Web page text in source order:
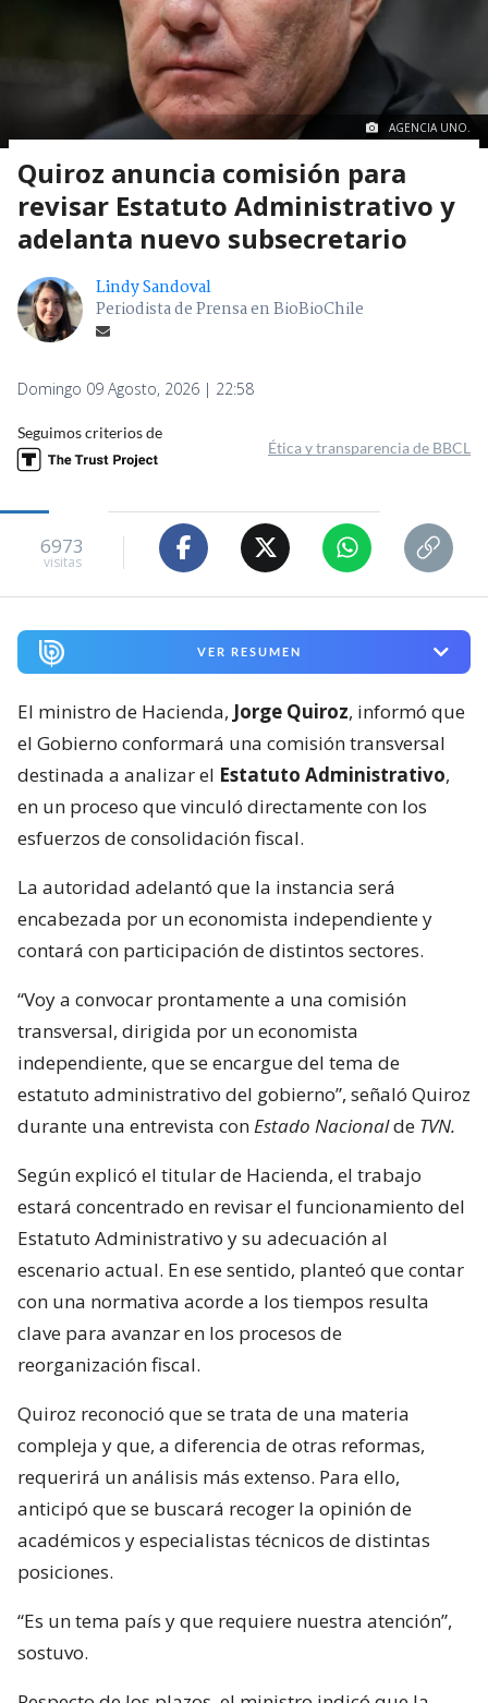
AGENCIA UNO.
Quiroz anuncia comisión para
revisar Estatuto Administrativo y
adelanta nuevo subsecretario
Lindy Sandoval
Periodista de Prensa en BioBioChile
Domingo 09 Agosto, 2026 | 22:58
Seguimos criterios de
Ética y transparencia de BBCL
6973
visitas
VER RESUMEN
El ministro de Hacienda, Jorge Quiroz, informó que
el Gobierno conformará una comisión transversal
destinada a analizar el Estatuto Administrativo,
en un proceso que vinculó directamente con los
esfuerzos de consolidación fiscal.
La autoridad adelantó que la instancia será
encabezada por un economista independiente y
contará con participación de distintos sectores.
“Voy a convocar prontamente a una comisión
transversal, dirigida por un economista
independiente, que se encargue del tema de
estatuto administrativo del gobierno”, señaló Quiroz
durante una entrevista conEstado Nacionalde TVN.
Según explicó el titular de Hacienda, el trabajo
estará concentrado en revisar el funcionamiento del
Estatuto Administrativo y su adecuación al
escenario actual. En ese sentido, planteó que contar
con una normativa acorde a los tiempos resulta
clave para avanzar en los procesos de
reorganización fiscal.
Quiroz reconoció que se trata de una materia
compleja y que, a diferencia de otras reformas,
requerirá un análisis más extenso. Para ello,
anticipó que se buscará recoger la opinión de
académicos y especialistas técnicos de distintas
posiciones.
“Es un tema país y que requiere nuestra atención”,
sostuvo.